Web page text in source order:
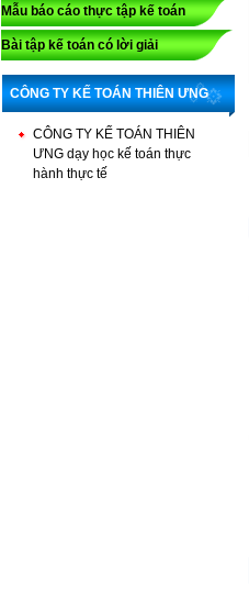
Mẫu báo cáo thực tập kế toán
Bài tập kế toán có lời giải
CÔNG TY KẾ TOÁN THIÊN ƯNG
CÔNG TY KẾ TOÁN THIÊN
ƯNG dạy học kế toán thực
hành thực tế